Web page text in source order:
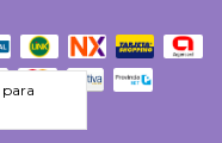
para